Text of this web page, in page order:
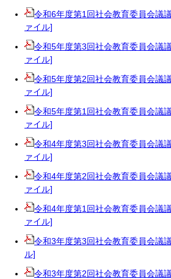
令和6年度第1回社会教育委員会議
ァイル]
令和5年度第3回社会教育委員会議
ァイル]
令和5年度第2回社会教育委員会議
ァイル]
令和5年度第1回社会教育委員会議
ァイル]
令和4年度第3回社会教育委員会議
ァイル]
令和4年度第2回社会教育委員会議
ァイル]
令和4年度第1回社会教育委員会議
ァイル]
令和3年度第3回社会教育委員会議
ル]
令和3年度第2回社会教育委員会議